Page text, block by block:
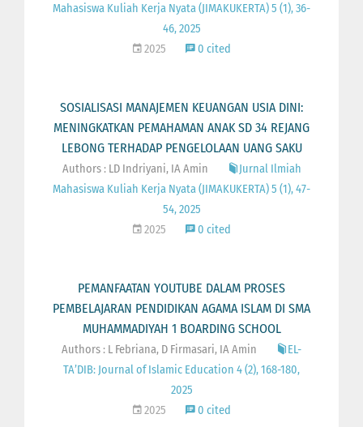
Mahasiswa Kuliah Kerja Nyata (JIMAKUKERTA) 5 (1), 36-
46, 2025
2025
0 cited
SOSIALISASI MANAJEMEN KEUANGAN USIA DINI:
MENINGKATKAN PEMAHAMAN ANAK SD 34 REJANG
LEBONG TERHADAP PENGELOLAAN UANG SAKU
Authors : LD Indriyani, IA Amin
Jurnal Ilmiah
Mahasiswa Kuliah Kerja Nyata (JIMAKUKERTA) 5 (1), 47-
54, 2025
2025
0 cited
PEMANFAATAN YOUTUBE DALAM PROSES
PEMBELAJARAN PENDIDIKAN AGAMA ISLAM DI SMA
MUHAMMADIYAH 1 BOARDING SCHOOL
Authors : L Febriana, D Firmasari, IA Amin
EL-
TA’DIB: Journal of Islamic Education 4 (2), 168-180,
2025
2025
0 cited